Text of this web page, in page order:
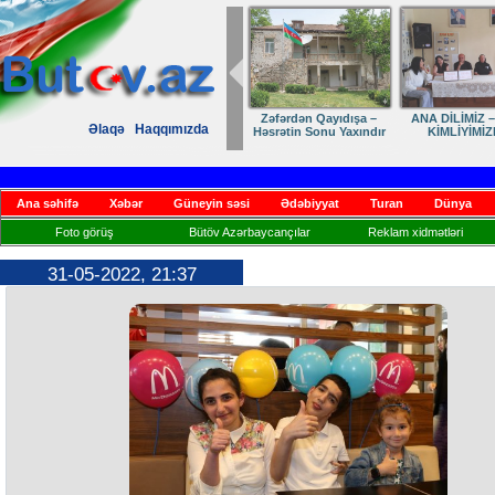
Əlaqə Haqqımızda
Zəfərdən Qayıdışa –
Həsrətin Sonu Yaxındır
ANA DİLİMİZ
Ana səhifə Xəbər Güneyin səsi Ədəbiyyat Turan Dünya
Foto görüş Bütöv Azərbaycançılar Reklam xidmətləri
31-05-2022, 21:37